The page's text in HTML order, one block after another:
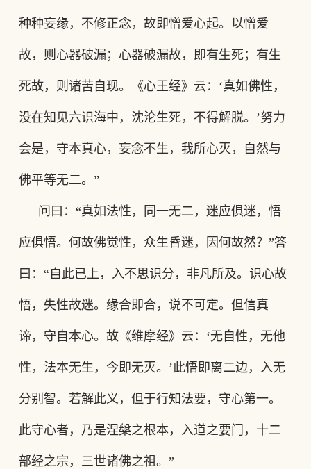
种种妄缘，不修正念，故即憎爱心起。以憎爱
故，则心器破漏；心器破漏故，即有生死；有生
死故，则诸苦自现。《心王经》云 ： ‘真如佛性，
没在知见六识海中，沈沦生死，不得解脱。’努力
会是，守本真心，妄念不生，我所心灭，自然与
佛平等无二。”
问曰 ： “真如法性，同一无二，迷应俱迷，悟
应俱悟。何故佛觉性，众生昏迷，因何故然？ ”答
曰 ： “自此已上，入不思识分，非凡所及。识心故
悟，失性故迷。缘合即合，说不可定。但信真
谛，守自本心。故《维摩经》云 ： ‘无自性，无他
性，法本无生，今即无灭。’此悟即离二边，入无
分别智。若解此义，但于行知法要，守心第一。
此守心者，乃是涅槃之根本，入道之要门，十二
部经之宗，三世诸佛之祖。”